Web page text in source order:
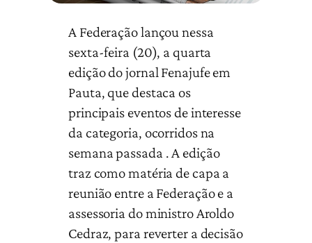
A Federação lançou nessa
sexta-feira (20), a quarta
edição do jornal Fenajufe em
Pauta, que destaca os
principais eventos de interesse
da categoria, ocorridos na
semana passada . A edição
traz como matéria de capa a
reunião entre a Federação e a
assessoria do ministro Aroldo
Cedraz, para reverter a decisão